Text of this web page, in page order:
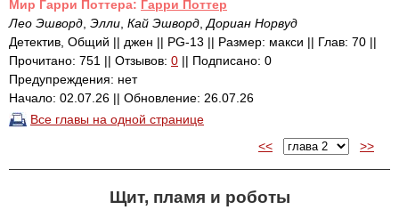
Mир Гарри Поттера: Гарри Поттер
Лео Эшворд Элли Кай Эшворд Дориан Норвуд
Детектив, Общий || джен || PG-13 || Размер: макси || Глав: 70 ||
Прочитано: 751 || Отзывов: 0 || Подписано: 0
Предупреждения: нет
Начало: 02.07.26 || Обновление: 26.07.26
Все главы на одной странице
<<
>>
Щит, пламя и роботы